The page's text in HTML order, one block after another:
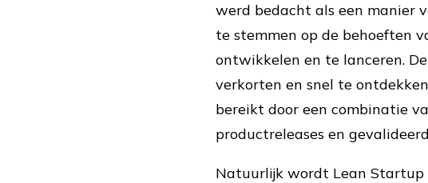
werd bedacht als een manier
te stemmen op de behoeften
ontwikkelen en te lanceren.
verkorten en snel te
bereikt door een combinatie
productreleases en
Natuurlijk wordt Lean Startup